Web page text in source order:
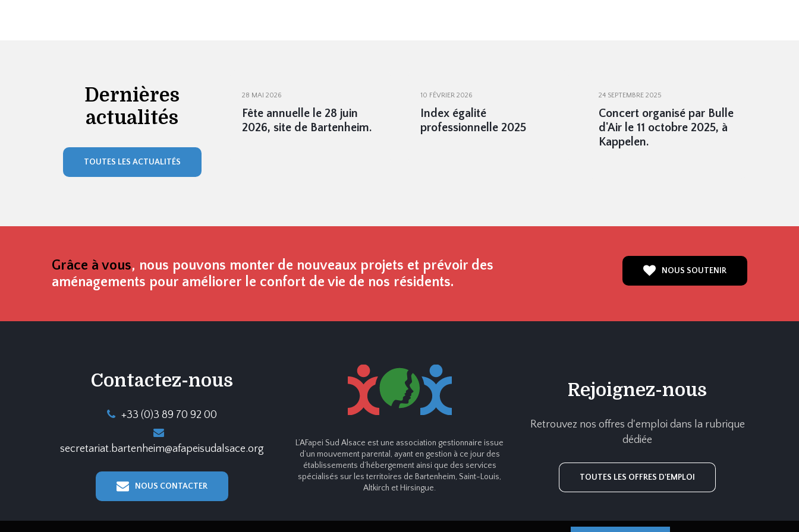
Dernières
actualités
TOUTES LES ACTUALITÉS
28 MAI 2026
Fête annuelle le 28 juin
2026, site de Bartenheim.
10 FÉVRIER 2026
Index égalité
professionnelle 2025
24 SEPTEMBRE 2025
Concert organisé par Bulle
d'Air le 11 octobre 2025, à
Kappelen.
Grâce à vous, nous pouvons monter de nouveaux projets et prévoir des
aménagements pour améliorer le confort de vie de nos résidents.
NOUS SOUTENIR
L’AFapei Sud Alsace est une association gestionnaire issue
d’un mouvement parental, ayant en gestion à ce jour des
établissements d’hébergement ainsi que des services
spécialisés sur les territoires de Bartenheim, Saint-Louis,
Altkirch et Hirsingue.
Contactez-nous
+33 (0)3 89 70 92 00
secretariat.bartenheim@afapeisudalsace.org
NOUS CONTACTER
Rejoignez-nous
Retrouvez nos offres d'emploi dans la rubrique
dédiée
TOUTES LES OFFRES D'EMPLOI